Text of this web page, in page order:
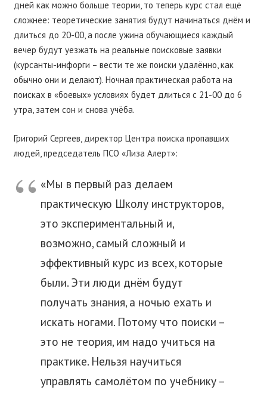
дней как можно больше теории, то теперь курс стал ещё
сложнее: теоретические занятия будут начинаться днём и
длиться до 20-00, а после ужина обучающиеся каждый
вечер будут уезжать на реальные поисковые заявки
(курсанты-инфорги – вести те же поиски удалённо, как
обычно они и делают). Ночная практическая работа на
поисках в «боевых» условиях будет длиться с 21-00 до 6
утра, затем сон и снова учёба.
Григорий Сергеев, директор Центра поиска пропавших
людей, председатель ПСО «Лиза Алерт»:
«Мы в первый раз делаем
практическую Школу инструкторов,
это экспериментальный и,
возможно, самый сложный и
эффективный курс из всех, которые
были. Эти люди днём будут
получать знания, а ночью ехать и
искать ногами. Потому что поиски –
это не теория, им надо учиться на
практике. Нельзя научиться
управлять самолётом по учебнику –